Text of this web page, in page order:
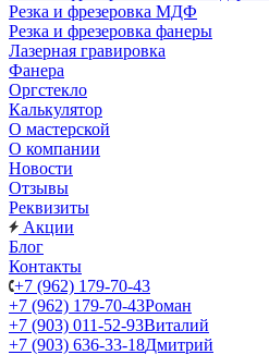
Резка и фрезеровка МДФ
Резка и фрезеровка фанеры
Лазерная гравировка
Фанера
Орг­стек­ло
Калькулятор
О мастерской
О компании
Новости
Отзывы
Реквизиты
Акции
Блог
Контакты
+7 (962) 179-70-43
+7 (962) 179-70-43Роман
+7 (903) 011-52-93Виталий
+7 (903) 636-33-18Дмитрий